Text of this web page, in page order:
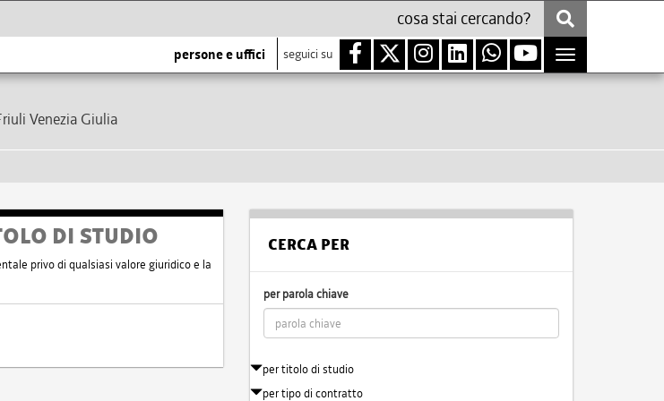
persone e uffici seguici su
Toggle
navigation
Venezia Giulia
DI STUDIO
privo di qualsiasi valore giuridico e la
CERCA PER
per parola chiave
per titolo di studio
per tipo di contratto